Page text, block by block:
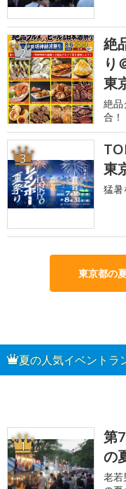
2
絶
り
東
絶品
合！
3
東
猛暑
東京都の
夏の人気イベントラ
1
第
の
老若